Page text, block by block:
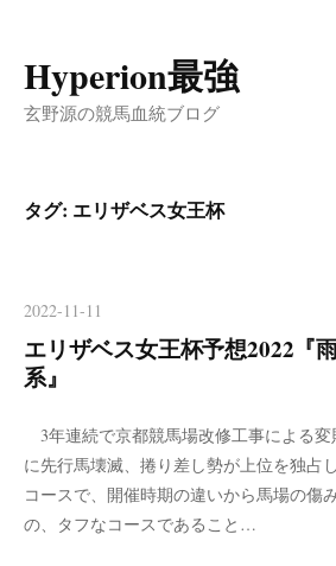
コ
ン
ツ
へ
ッ
プ
Hyperion最強
玄野源の競馬血統ブログ
タグ: エリザベス女王杯
2022-11-11
エリザベス女王杯予想2022『
系』
3年連続で京都競馬場改修工事による
に先行馬壊滅、捲り差し勢が上位を独占
コースで、開催時期の違いから馬場の傷
の、タフなコースであること…